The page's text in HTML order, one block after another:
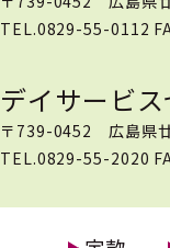
TEL.0829-55-0112
デイサービ
〒739-0452 広島県
TEL.0829-55-2020